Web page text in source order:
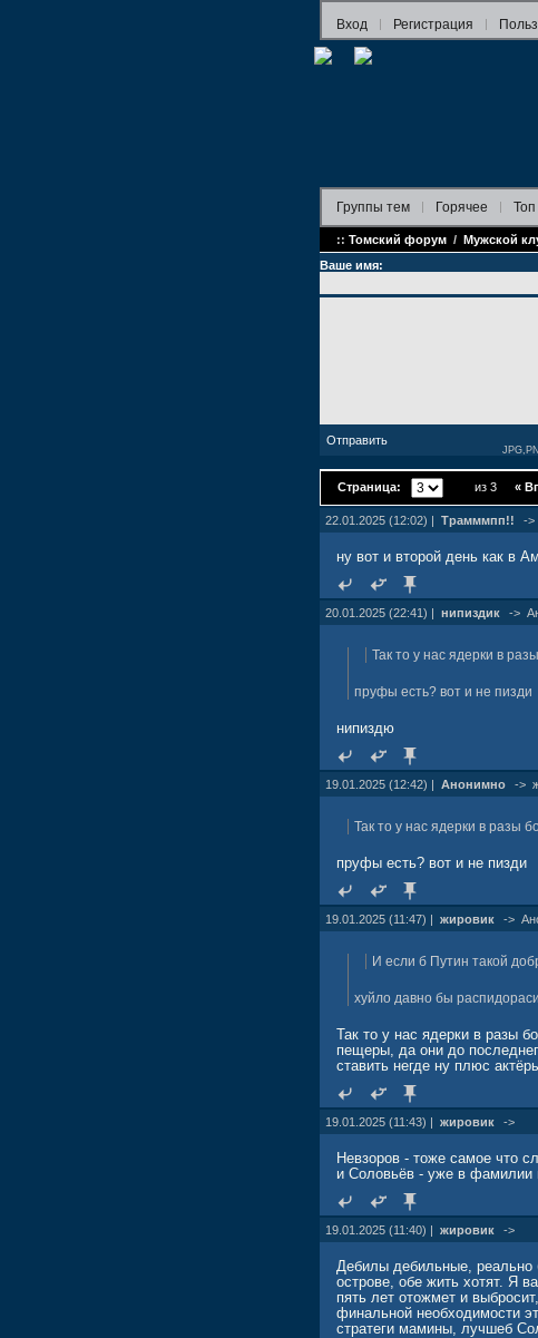
Вход Регистрация
Группы тем Горячее Топ
:: Томский форум / Мужской
Ваше имя:
Страница: из 3 «
22.01.2025 (12:02) | Трамммпп!! ->
ну вот и второй день как в
20.01.2025 (22:41) | нипиздик ->
Так то у нас ядерки в
пруфы есть? вот и не пизди
нипиздю
19.01.2025 (12:42) | Анонимно ->
Так то у нас ядерки в разы
пруфы есть? вот и не пизди
19.01.2025 (11:47) | жировик ->
И если б Путин такой
хуйло давно бы
Так то у нас ядерки в разы
пещеры, да они до
ставить негде ну плюс
19.01.2025 (11:43) | жировик ->
Невзоров - тоже самое что
и Соловьёв - уже в фамилии
19.01.2025 (11:40) | жировик ->
Дебилы дебильные, реально
острове, обе жить хотят. Я
пять лет отожмет и
финальной необходимости
стратеги мамины, лучшеб